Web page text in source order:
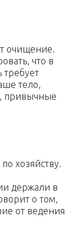
очищение.
что в
тело,
привычные
хозяйству.
держали в
о том,
от ведения